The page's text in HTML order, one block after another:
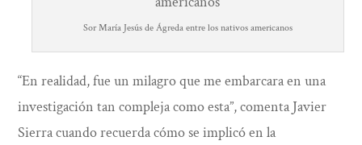
Sor María Jesús de Ágreda entre los nativos americanos
“En realidad, fue un milagro que me embarcara en una
investigación tan compleja como esta”, comenta Javier
Sierra cuando recuerda cómo se implicó en la